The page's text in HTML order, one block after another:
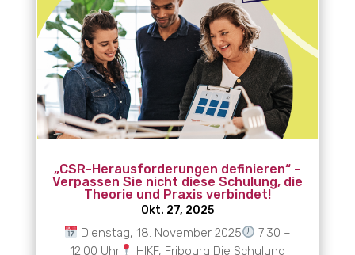
„CSR-Herausforderungen definieren“ –
Verpassen Sie nicht diese Schulung, die
Theorie und Praxis verbindet!
Okt. 27, 2025
Dienstag, 18. November 2025
7:30 –
12:00 Uhr
HIKF, Fribourg Die Schulung